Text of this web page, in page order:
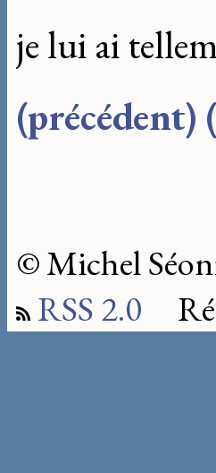
je lui ai
(précédent)
© Michel
RSS 2.0